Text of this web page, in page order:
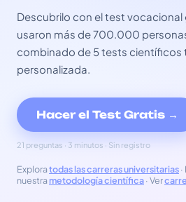
Descubrilo con el test
usaron más de 700.000
combinado de 5 tests científicos
personalizada.
Hacer el Test Gratis →
21 preguntas · 3 minutos · Sin registro
Exploratodas las carreras universitarias
nuestra metodología científica· Ver